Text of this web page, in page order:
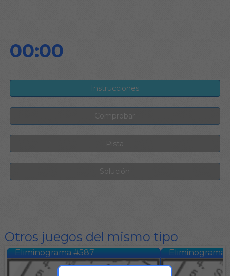
00:00
Otros juegos del mismo tipo
Eliminograma #587 Eliminograma